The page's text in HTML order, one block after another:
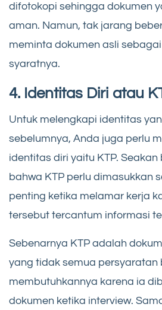
difotokopi sehingga dokumen
aman. Namun, tak jarang
meminta dokumen asli
syaratnya.
4. Identitas Diri atau
Untuk melengkapi identitas
sebelumnya, Anda juga perlu
identitas diri yaitu KTP.
bahwa KTP perlu dimasukkan
penting ketika melamar kerja
tersebut tercantum informasi
Sebenarnya KTP adalah
yang tidak semua persyaratan
membutuhkannya karena ia
dokumen ketika interview.